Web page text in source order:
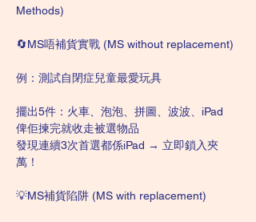
Methods)
🔄MS唔補貨實戰 (MS without replacement)
例：測試自閉症兒童最愛玩具
擺出5件：火車、泡泡、拼圖、波波、iPad
俾佢揀完就收走被選物品
發現連續3次首選都係iPad → 立即鎖入夾
萬！
💡MS補貨陷阱 (MS with replacement)